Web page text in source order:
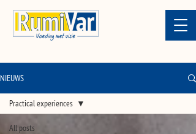
NIEUWS
All posts
Practical experiences